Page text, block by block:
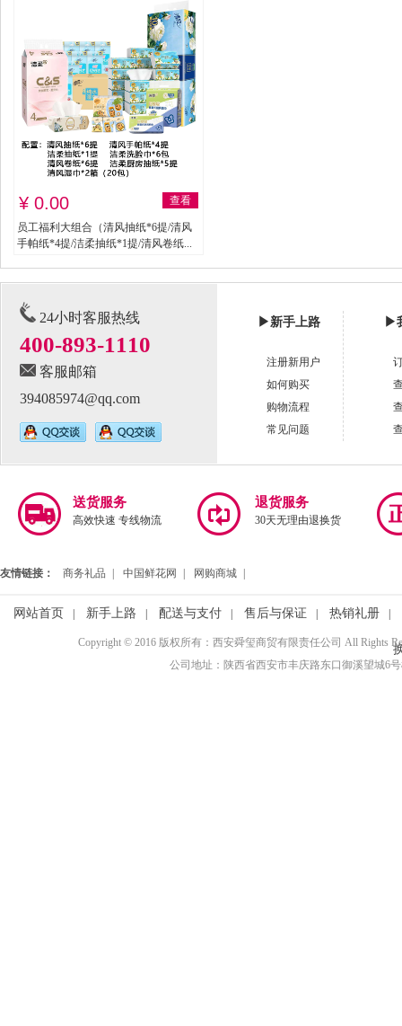
¥ 0.00 查看
员工福利大组合（清风抽纸*6提/清风
手帕纸*4提/洁柔抽纸*1提/清风卷纸...
24小时客服热线
400-893-1110
客服邮箱
394085974@qq.com
▶新手上路
注册新用户
如何购买
购物流程
常见问题
▶
送货服务
高效快速 专线物流
退货服务
30天无理由退换货
友情链接： 商务礼品 中国鲜花网 网购商城
网站首页 新手上路 配送与支付 售后与保证 热销礼册
Copyright © 2016 版权所有：西安舜玺商贸有限责任公司 All Rights
公司地址：陕西省西安市丰庆路东口御溪望城6号